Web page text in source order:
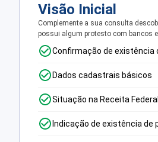
Visão Inicial
Complemente a sua consulta
possui algum protesto com bancos
Confirmação de existência
Dados cadastrais básicos
Situação na Receita Federal
Indicação de existência de